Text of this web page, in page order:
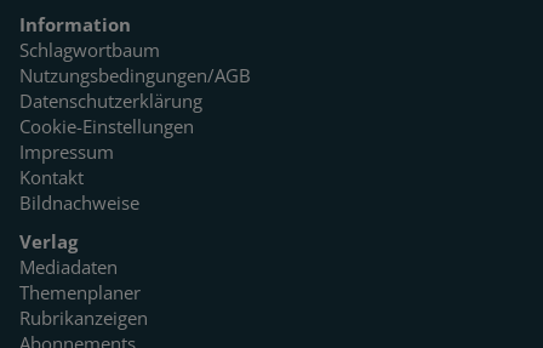
Information
Schlagwortbaum
Nutzungsbedingungen/AGB
Datenschutzerklärung
Cookie-Einstellungen
Impressum
Kontakt
Bildnachweise
Verlag
Mediadaten
Themenplaner
Rubrikanzeigen